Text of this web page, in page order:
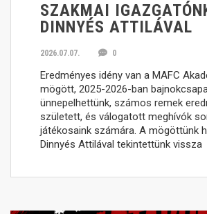
SZAKMAI
DINNYÉS ATTILÁVAL
2026.07.07. 0
Eredményes idény van a MAFC
mögött, 2025-2026-ban
ünnepelhettünk, számos remek
született, és válogatott meghívók
játékosaink számára. A mögöttünk
Dinnyés Attilával tekintettünk vissza